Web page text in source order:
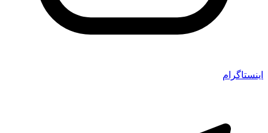
اینستاگرام